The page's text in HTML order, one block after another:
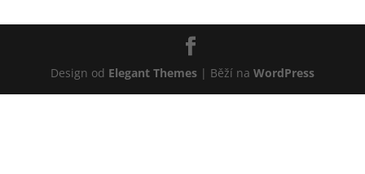
Design od Elegant Themes| Běží na WordPress